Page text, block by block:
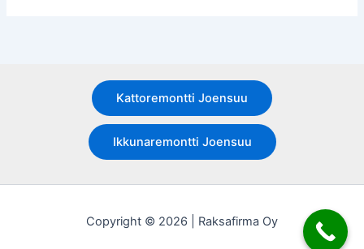
Kattoremontti Joensuu
Ikkunaremontti Joensuu
Copyright © 2026 | Raksafirma Oy